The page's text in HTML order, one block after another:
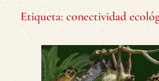
Etiqueta: conectividad